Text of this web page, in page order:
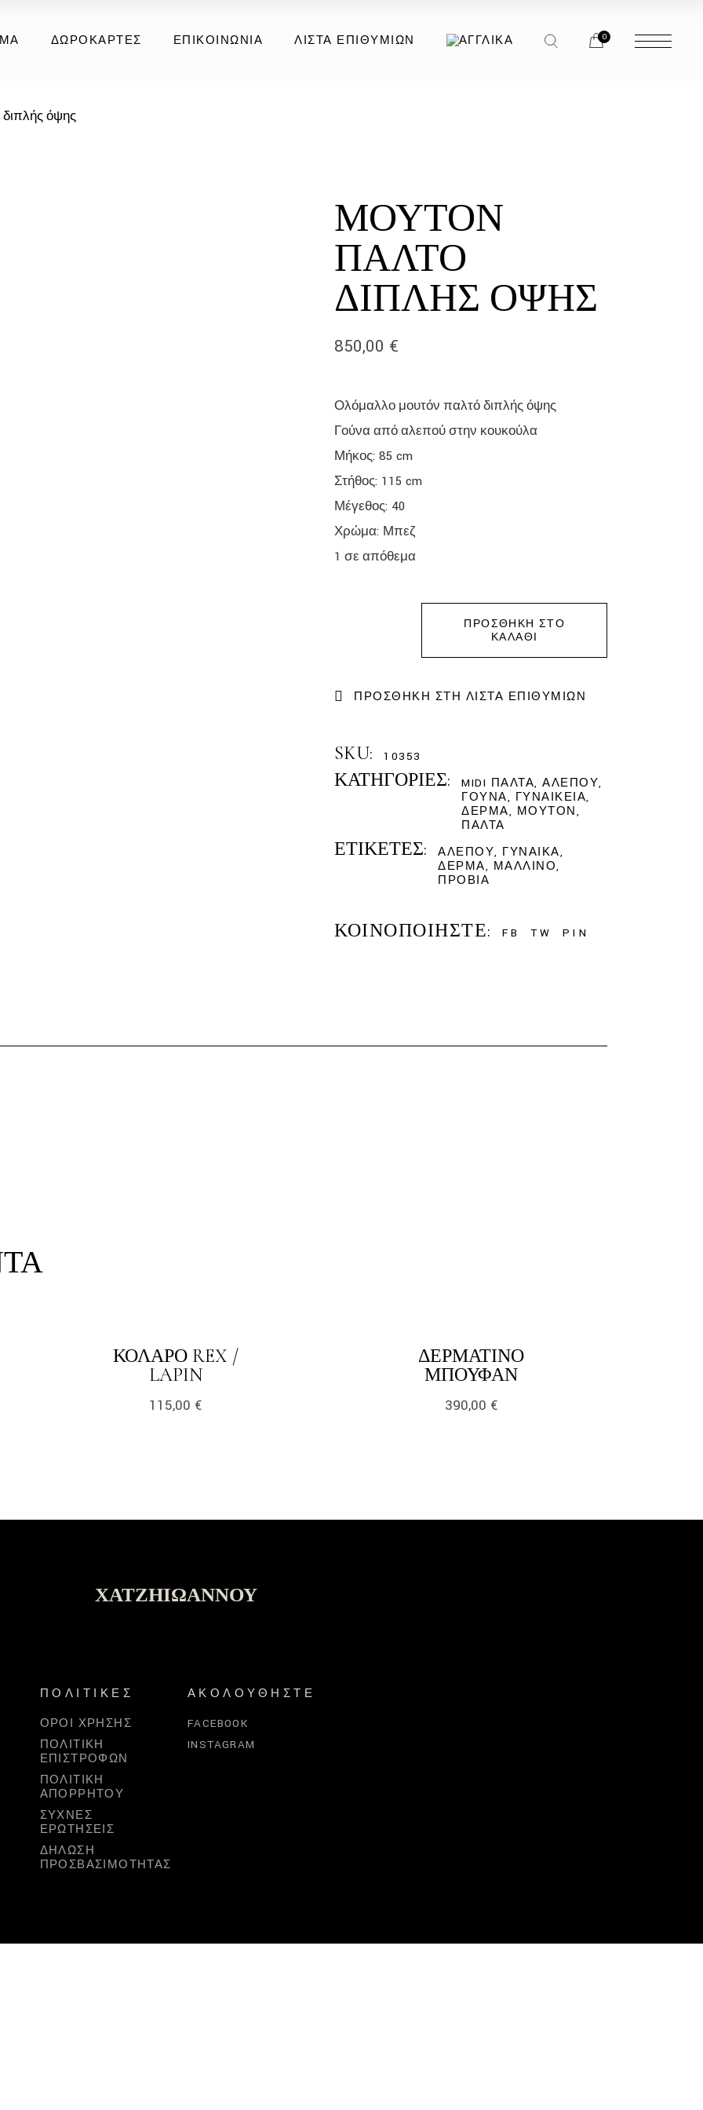
ΔΩΡΟΚΆΡΤΕΣ ΕΠΙΚΟΙΝΩΝΊΑ ΛΊΣΤΑ ΕΠΙΘΥΜΙΏΝ 0
όψης
ΜΟΥΤΌΝ
ΠΑΛΤΌ
ΔΙΠΛΉΣ ΌΨΗΣ
850,00 €
Ολόμαλλο μουτόν παλτό διπλής όψης
Γούνα από αλεπού στην κουκούλα
Μήκος: 85 cm
Στήθος: 115 cm
Μέγεθος: 40
Χρώμα: Μπεζ
1 σε απόθεμα
ΠΡΟΣΘΉΚΗ ΣΤΟ
ΚΑΛΆΘΙ
ΠΡΟΣΘΉΚΗ ΣΤΗ ΛΊΣΤΑ ΕΠΙΘΥΜΙΏΝ
SKU: 10353
ΚΑΤΗΓΟΡΊΕΣ: MIDI ΠΑΛΤΆ,ΑΛΕΠΟΎ,
ΓΟΎΝΑ, ΓΥΝΑΙΚΕΊΑ,
ΔΈΡΜΑ, ΜΟΥΤΌΝ,
ΠΑΛΤΆ
ΕΤΙΚΈΤΕΣ: ΑΛΕΠΟΎ, ΓΥΝΑΊΚΑ,
ΔΈΡΜΑ, ΜΆΛΛΙΝΟ,
ΠΡΟΒΙΆ
ΚΟΙΝΟΠΟΙΉΣΤΕ: FB TW PIN
ΚΟΛΆΡΟ REX /
LAPIN
115,00 €
ΔΕΡΜΆΤΙΝΟ
ΜΠΟΥΦΆΝ
390,00 €
ΧΑΤΖΗΙΩΆΝΝΟΥ
ΠΟΛΙΤΙΚΈΣ
ΌΡΟΙ ΧΡΉΣΗΣ
ΠΟΛΙΤΙΚΉ
ΕΠΙΣΤΡΟΦΏΝ
ΠΟΛΙΤΙΚΉ
ΑΠΟΡΡΉΤΟΥ
ΣΥΧΝΈΣ
ΕΡΩΤΉΣΕΙΣ
ΔΉΛΩΣΗ
ΠΡΟΣΒΑΣΙΜΌΤΗΤΑΣ
ΑΚΟΛΟΥΘΉΣΤΕ
FACEBOOK
INSTAGRAM